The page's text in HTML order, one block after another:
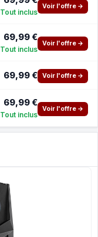
Tout inclus
Voir l'offre →
69,99 €
Tout inclus
Voir l'offre →
69,99 € Voir l'offre →
69,99 €
Tout inclus
Voir l'offre →